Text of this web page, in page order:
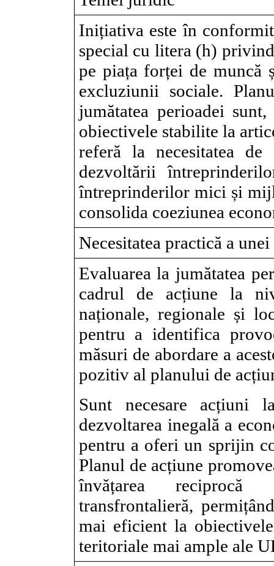
Inițiativa este în
special cu litera (h)
pe piața forței de muncă
excluziunii sociale.
jumătatea perioadei
obiectivele stabilite la
referă la necesitatea
dezvoltării
întreprinderilor mici și
consolida coeziunea
Necesitatea practică a
Evaluarea la jumătatea
cadrul de acțiune la
naționale, regionale și
pentru a identifica
măsuri de abordare a
pozitiv al planului de
Sunt necesare acțiuni
dezvoltarea inegală a
pentru a oferi un sprijin
Planul de acțiune
învățarea reciprocă
transfrontalieră,
mai eficient la
teritoriale mai ample ale